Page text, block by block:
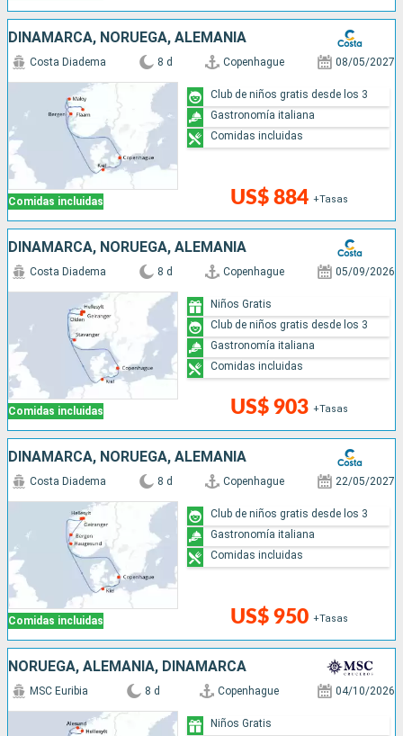
DINAMARCA, NORUEGA, ALEMANIA
Comidas incluidas
Costa Diadema 8 d Copenhague 08/05/2027
US$ 884 +Tasas
Club de niños gratis desde los 3
Gastronomía italiana
Comidas incluidas
DINAMARCA, NORUEGA, ALEMANIA
Comidas incluidas
Costa Diadema 8 d Copenhague 05/09/2026
US$ 903 +Tasas
Niños Gratis
Club de niños gratis desde los 3
Gastronomía italiana
Comidas incluidas
DINAMARCA, NORUEGA, ALEMANIA
Comidas incluidas
Costa Diadema 8 d Copenhague 22/05/2027
US$ 950 +Tasas
Club de niños gratis desde los 3
Gastronomía italiana
Comidas incluidas
NORUEGA, ALEMANIA, DINAMARCA
MSC Euribia 8 d Copenhague 04/10/2026
Niños Gratis